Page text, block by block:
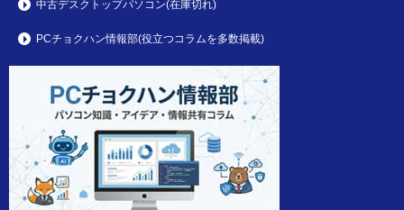
中古デスクトップパソコン(在庫切れ)
PCチョクハン情報部(役立つコラムを多数掲載)